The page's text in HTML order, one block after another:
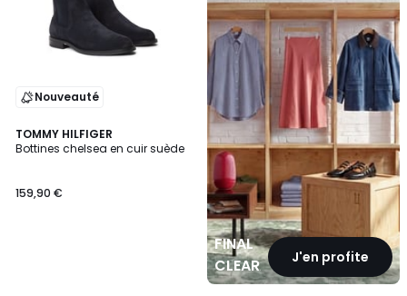
Nouveauté
TOMMY HILFIGER
Bottines chelsea en cuir suède
159,90 €
FINAL
CLEARANCEJ'en profite